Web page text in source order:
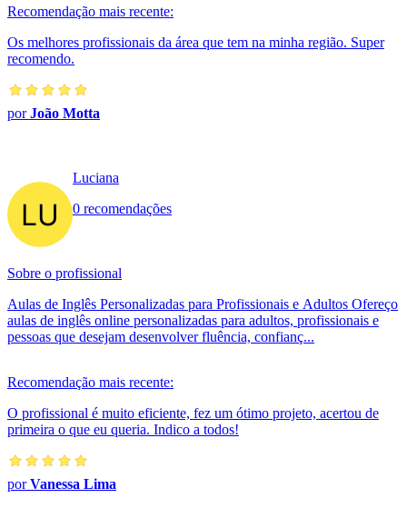
Recomendação mais recente:
Os melhores profissionais da área que tem na minha região. Super
recomendo.
porJoão Motta
Luciana
0 recomendações
Sobre o profissional
Aulas de Inglês Personalizadas para Profissionais e Adultos Ofereço
aulas de inglês online personalizadas para adultos, profissionais e
pessoas que desejam desenvolver fluência, confianç...
Recomendação mais recente:
O profissional é muito eficiente, fez um ótimo projeto, acertou de
primeira o que eu queria. Indico a todos!
porVanessa Lima